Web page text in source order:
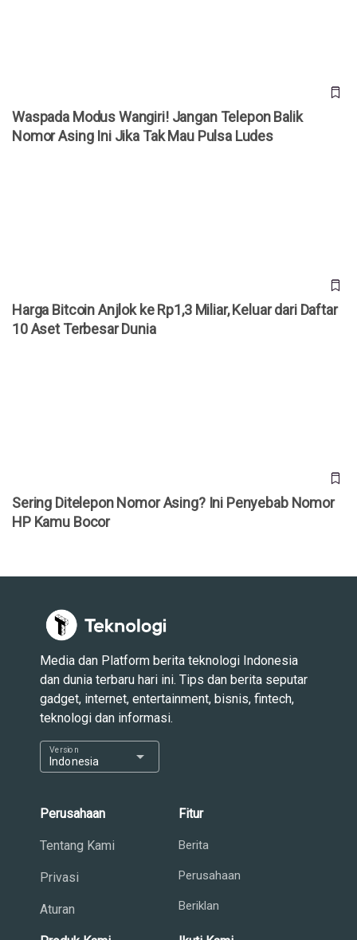
Waspada Modus Wangiri! Jangan Telepon Balik
Nomor Asing Ini Jika Tak Mau Pulsa Ludes
Harga Bitcoin Anjlok ke Rp1,3 Miliar, Keluar dari Daftar
10 Aset Terbesar Dunia
Sering Ditelepon Nomor Asing? Ini Penyebab Nomor
HP Kamu Bocor
Media dan Platform berita teknologi Indonesia
dan dunia terbaru hari ini. Tips dan berita seputar
gadget, internet, entertainment, bisnis, fintech,
teknologi dan informasi.
Indonesia
Version arrow_drop_down
Perusahaan
Tentang Kami
Privasi
Aturan
Fitur
Berita
Perusahaan
Beriklan